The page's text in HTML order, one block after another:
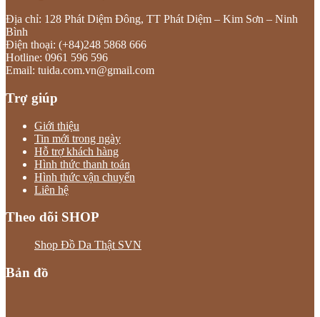
Địa chỉ: 128 Phát Diệm Đông, TT Phát Diệm – Kim Sơn – Ninh
Bình
Điện thoại: (+84)248 5868 666
Hotline: 0961 596 596
Email: tuida.com.vn@gmail.com
Trợ giúp
Giới thiệu
Tin mới trong ngày
Hỗ trợ khách hàng
Hình thức thanh toán
Hình thức vận chuyển
Liên hệ
Theo dõi SHOP
Shop Đồ Da Thật SVN
Bản đồ